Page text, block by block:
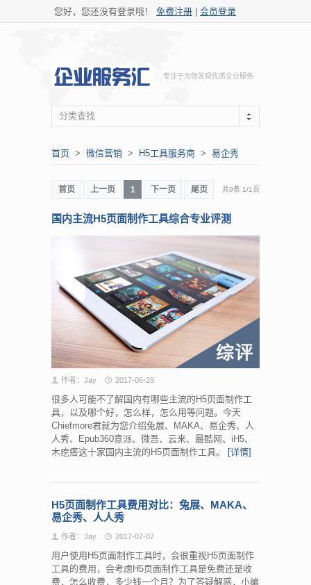
您好，您还没有登录哦！ 免费注册 会员登录
专注于为你发现优质企业服务
分类查找
首页 > 微信营销 > H5工具服务商 > 易企秀
首页 上一页 1 下一页 尾页 共9条 1/1页
国内主流H5页面制作工具综合专业评测
作者：Jay 2017-06-29
很多人可能不了解国内有哪些主流的H5页面制作工
具，以及哪个好，怎么样，怎么用等问题。今天
Chiefmore君就为您介绍兔展、MAKA、易企秀、人
人秀、Epub360意派、微吾、云来、最酷网、iH5、
木疙瘩这十家国内主流的H5页面制作工具。
[详情]
H5页面制作工具费用对比：兔展、MAKA、
易企秀、人人秀
作者：Jay 2017-07-07
用户使用H5页面制作工具时，会很重视H5页面制作
工具的费用，会考虑H5页面制作工具是免费还是收
费，怎么收费，多少钱一个月？为了答疑解惑，小编